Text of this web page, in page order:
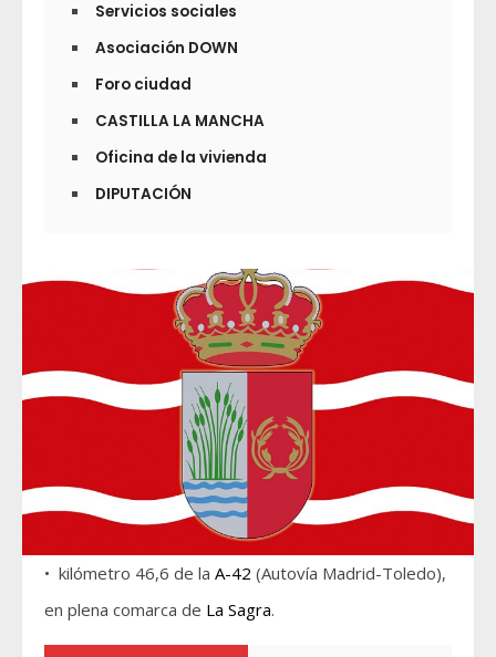
Servicios sociales
Asociación DOWN
Foro ciudad
CASTILLA LA MANCHA
Oficina de la vivienda
DIPUTACIÓN
• kilómetro 46,6 de la A-42 (Autovía Madrid-Toledo),
en plena comarca de La Sagra.